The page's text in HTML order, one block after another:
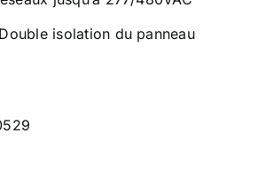
isolation du panneau